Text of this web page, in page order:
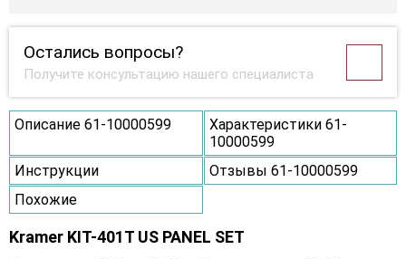
Остались вопросы?
Получите консультацию нашего специалиста
Описание 61-10000599
Характеристики 61-
10000599
Инструкции
Отзывы 61-10000599
Похожие
Kramer KIT-401T US PANEL SET